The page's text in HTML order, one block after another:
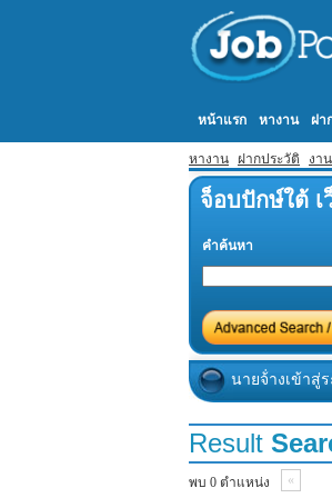
หางาน ฝากประวัติ งา
หน้าแรก หางาน ฝา
จ็อบปักษ์ใต้
คำค้นหา
นายจ้่างเข้าสู่
Result
พบ 0 ตำแหน่ง «